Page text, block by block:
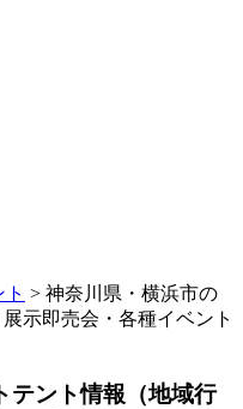
> 神奈川県・横浜市の
示即売会・各種イベント
テント情報（地域行